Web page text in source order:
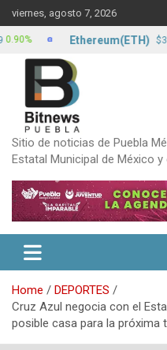
Skip
to
content
viernes, agosto 7, 2026
Sitio de noticias de Puebla
Estatal Municipal de México y
Home
DEPORTES
Cruz Azul negocia con el
posible casa para la próxima
Ethereum(ETH)